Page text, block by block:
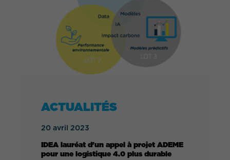
ACTUALITÉS
20 avril 2023
IDEA lauréat d'un appel à projet ADEME
pour une logistique 4.0 plus durable